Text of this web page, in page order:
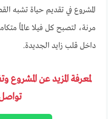
المشروع في تقديم حياة تشبه
مرنة، لتصبح كل فيلا عالمًا
داخل قلب زايد الجديدة.
لمعرفة المزيد عن